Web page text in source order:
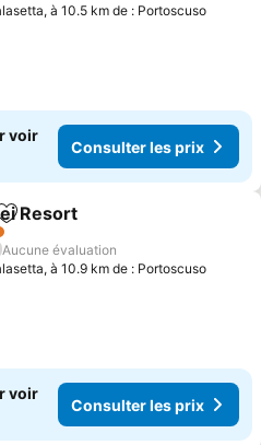
à 10.5 km de : Portoscuso
voir
Consulter les prix
Ajouter à mes favoris
Resort
Aucune évaluation
à 10.9 km de : Portoscuso
voir
Consulter les prix